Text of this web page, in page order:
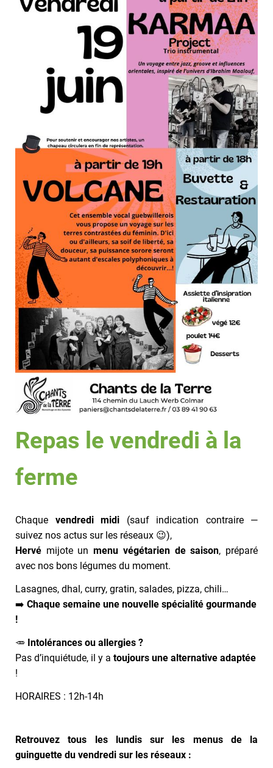
Repas le vendredi à la
ferme
Chaque vendredi midi (sauf indication contraire —
suivez nos actus sur les réseaux 😉),
Hervé mijote unmenu végétarien de saison, préparé
avec nos bons légumes du moment.
Lasagnes, dhal, curry, gratin, salades, pizza, chili…
➡️ Chaque semaine une nouvelle spécialité gourmande
!
🥕 Intolérances ou allergies ?
Pas d’inquiétude, il y a toujours une alternative adaptée
!
HORAIRES : 12h-14h
Retrouvez tous les lundis sur les menus de la
guinguette du vendredi sur les réseaux :